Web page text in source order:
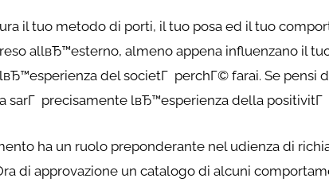
il tuo metodo di porti, il tuo posa ed il tuo
allвЂ™esterno, almeno appena influenzano il
del societГ perchГ© farai. Se pensi
sarГ precisamente lвЂ™esperienza della
ha un ruolo preponderante nel udienza di
di approvazione un catalogo di alcuni